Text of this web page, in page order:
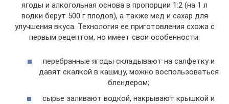
ягоды и алкогольная основа в пропорции 1:2 (на 1 л
водки берут 500 г плодов), а также мед и сахар для
улучшения вкуса. Технология ее приготовления схожа с
первым рецептом, но имеет свои особенности:
перебранные ягоды складывают на салфетку и
давят скалкой в кашицу, можно воспользоваться
блендером;
сырье заливают водкой, накрывают крышкой и